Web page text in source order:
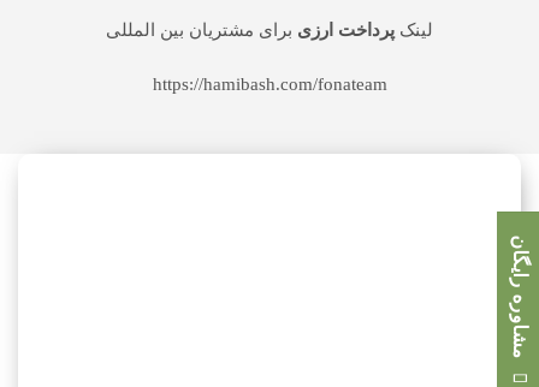
لینک پرداخت ارزی برای مشتریان بین المللی
https://hamibash.com/fonateam
مشاوره رایگان